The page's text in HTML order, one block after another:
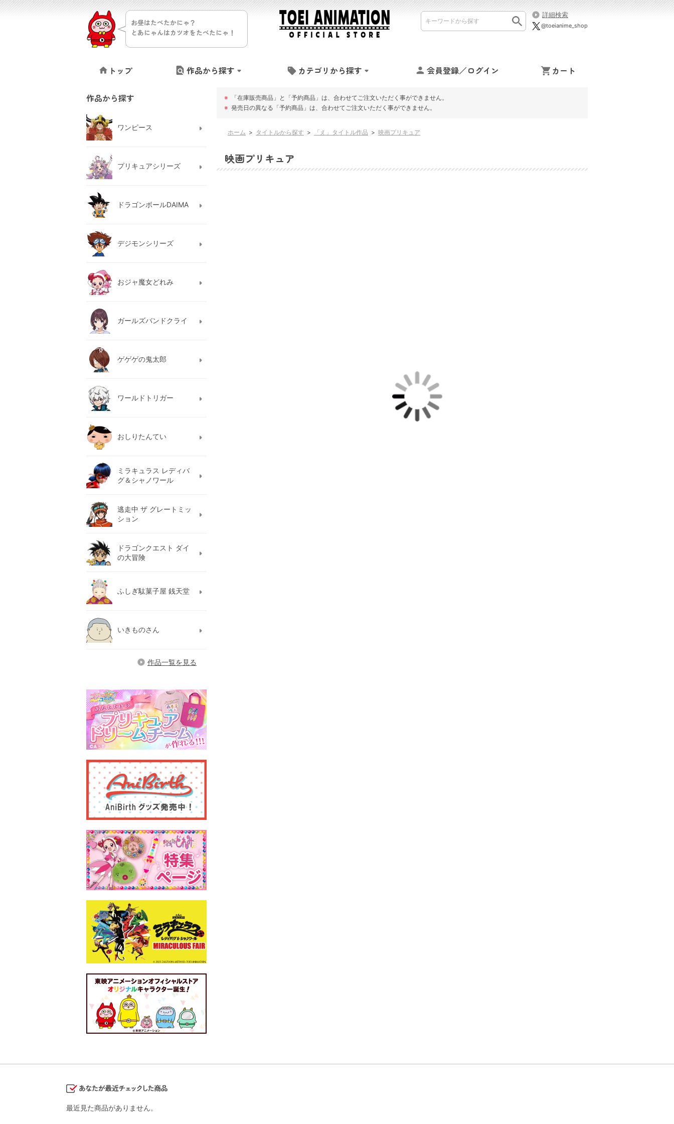
お昼はたべたかにゃ？
とあにゃんはカツオをたべたにゃ！
詳細検索
@toeianime_shop
トップ 作品から探す カテゴリから探す 会員登録／ログイン カート
※
「在庫販売商品」と「予約商品」は、合わせてご注文いただく事ができません。
※ 発売日の異なる「予約商品」は、合わせてご注文いただく事ができません。
ホーム > タイトルから探す > 「え」タイトル作品 > 映画プリキュア
映画プリキュア
作品から探す
ワンピース
プリキュアシリーズ
ドラゴンボールDAIMA
デジモンシリーズ
おジャ魔女どれみ
ガールズバンドクライ
ゲゲゲの鬼太郎
ワールドトリガー
おしりたんてい
ミラキュラス レディバ
グ＆シャノワール
逃走中 ザ グレートミッ
ション
ドラゴンクエスト ダイ
の大冒険
ふしぎ駄菓子屋 銭天堂
いきものさん
作品一覧を見る
最近見た商品がありません。